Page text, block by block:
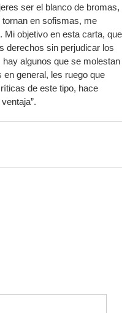
ser el blanco de bromas,
en sofismas, me
Mi objetivo en esta carta, que
derechos sin perjudicar los
algunos que se molestan
en general, les ruego que
de este tipo, hace